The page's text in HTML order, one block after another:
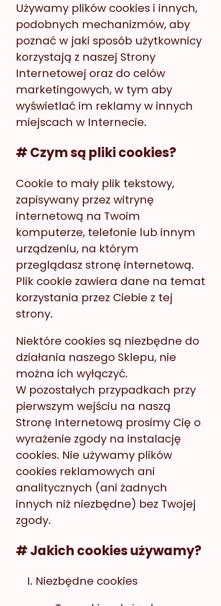
Używamy plików cookies i innych,
podobnych mechanizmów, aby
poznać w jaki sposób użytkownicy
korzystają z naszej Strony
Internetowej oraz do celów
marketingowych, w tym aby
wyświetlać im reklamy w innych
miejscach w Internecie.
# Czym są pliki cookies?
Cookie to mały plik tekstowy,
zapisywany przez witrynę
internetową na Twoim
komputerze, telefonie lub innym
urządzeniu, na którym
przeglądasz stronę internetową.
Plik cookie zawiera dane na temat
korzystania przez Ciebie z tej
strony.
Niektóre cookies są niezbędne do
działania naszego Sklepu, nie
można ich wyłączyć.
W pozostałych przypadkach przy
pierwszym wejściu na naszą
Stronę Internetową prosimy Cię o
wyrażenie zgody na instalację
cookies. Nie używamy plików
cookies reklamowych ani
analitycznych (ani żadnych
innych niż niezbędne) bez Twojej
zgody.
# Jakich cookies używamy?
Niezbędne cookies